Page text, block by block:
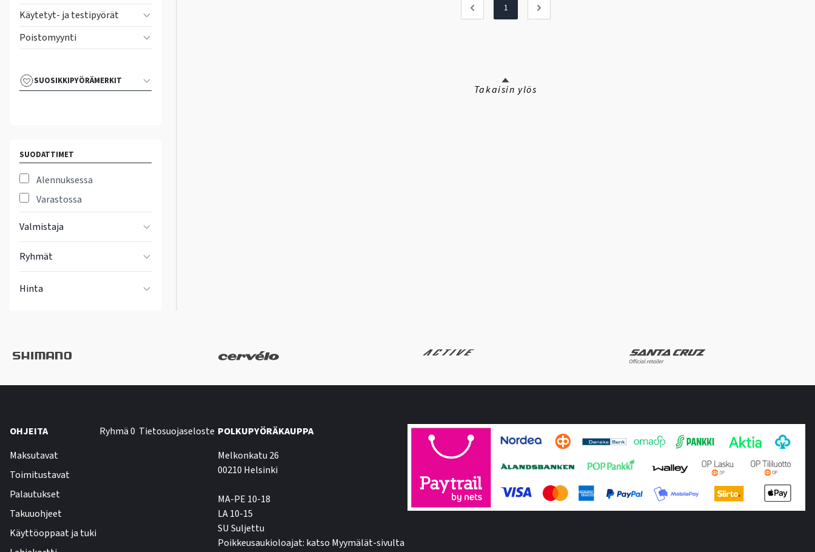
Käytetyt- ja testipyörät
Poistomyynti
SUOSIKKIPYÖRÄMERKIT
SUODATTIMET
Alennuksessa
Varastossa
Valmistaja
Ryhmät
Hinta
1
Takaisin ylös
OHJEITA
Maksutavat
Toimitustavat
Palautukset
Takuuohjeet
Käyttöoppaat ja tuki
Ryhmä 0 Tietosuojaseloste POLKUPYÖRÄKAUPPA
Melkonkatu 26
00210 Helsinki
MA-PE 10-18
LA 10-15
SU Suljettu
Poikkeusaukioloajat: katso Myymälät-sivulta